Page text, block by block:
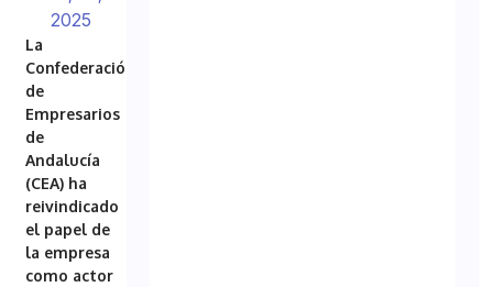
2025
La
Confederación
de
Empresarios
de
Andalucía
(CEA) ha
reivindicado
el papel de
la empresa
como actor